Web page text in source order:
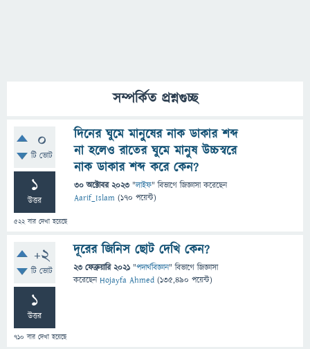
সম্পর্কিত প্রশ্নগুচ্ছ
0
টি ভোট
1
উত্তর
522বার দেখা হয়েছে
দিনের ঘুমে মানু্ষের নাক ডাকার শব্দ
না হলেও রাতের ঘুমে মানুষ উচ্চস্বরে
নাক ডাকার শব্দ করে কেন?
30 অক্টোবর 2023 "লাইফ" বিভাগে জিজ্ঞাসাকরেছেন
Aarif_Islam (170 পয়েন্ট)
+2
টি ভোট
1
উত্তর
710 বার দেখা হয়েছে
দূরের জিনিস ছোট দেখি কেন?
23 ফেব্রুয়ারি 2021 "পদার্থবিজ্ঞান" বিভাগে জিজ্ঞাসা
করেছেনHojayfa Ahmed (135,490 পয়েন্ট)